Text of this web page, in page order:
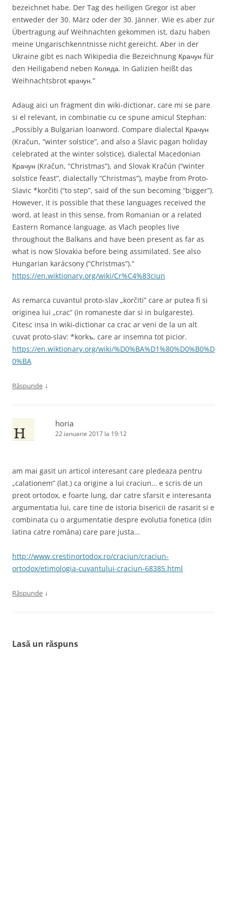
bezeichnet habe. Der Tag des heiligen Gregor ist aber
entweder der 30. März oder der 30. Jänner. Wie es aber zur
Übertragung auf Weihnachten gekommen ist, dazu haben
meine Ungarischkenntnisse nicht gereicht. Aber in der
Ukraine gibt es nach Wikipedia die Bezeichnung Крачун für
den Heiligabend neben Коляда. In Galizien heißt das
Weihnachtsbrot крачун.”
Adaug aici un fragment din wiki-dictionar, care mi se pare
si el relevant, in combinatie cu ce spune amicul Stephan:
„Possibly a Bulgarian loanword. Compare dialectal Крачун
‎(Kračun, “winter solstice”, and also a Slavic pagan holiday
celebrated at the winter solstice), dialectal Macedonian
Крачун ‎(Kračun, “Christmas”), and Slovak Kračún ‎(“winter
solstice feast”, dialectally “Christmas”), maybe from Proto-
Slavic *korčiti ‎(“to step”, said of the sun becoming “bigger”).
However, it is possible that these languages received the
word, at least in this sense, from Romanian or a related
Eastern Romance language, as Vlach peoples live
throughout the Balkans and have been present as far as
what is now Slovakia before being assimilated. See also
Hungarian karácsony ‎(“Christmas”).”
https://en.wiktionary.org/wiki/Cr%C4%83ciun
As remarca cuvantul proto-slav „korčiti” care ar putea fi si
originea lui „crac” (in romaneste dar si in bulgareste).
Citesc insa in wiki-dictionar ca crac ar veni de la un alt
cuvat proto-slav: *korkъ, care ar insemna tot picior.
https://en.wiktionary.org/wiki/%D0%BA%D1%80%D0%B0%D
0%BA
Răspunde ↓
horia
22 ianuarie 2017 la 19:12
am mai gasit un articol interesant care pledeaza pentru
„calationem” (lat.) ca origine a lui craciun… e scris de un
preot ortodox, e foarte lung, dar catre sfarsit e interesanta
argumentatia lui, care tine de istoria bisericii de rasarit si e
combinata cu o argumentatie despre evolutia fonetica (din
latina catre româna) care pare justa…
http://www.crestinortodox.ro/craciun/craciun-
ortodox/etimologia-cuvantului-craciun-68385.html
Răspunde ↓
Lasă un răspuns